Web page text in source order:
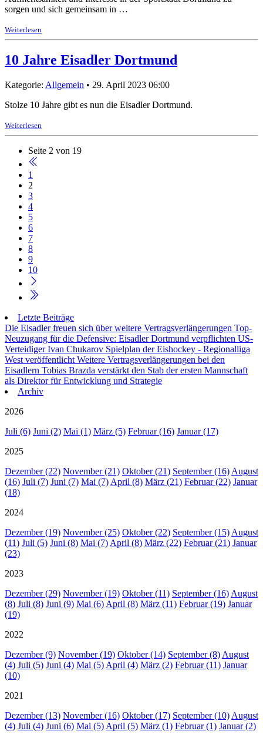
sorgen und sich gemeinsam in …
Weiterlesen
10 Jahre Eisadler Dortmund
Kategorie: Allgemein • 29. April 2023 06:00
Stolze 10 Jahre gibt es nun die Eisadler Dortmund.
Weiterlesen
Seite 2 von 19
1
2
3
4
5
6
7
8
9
10
Letzte Beiträge
Die Eisadler freuen sich über weitere Vertragsverlängerungen Top-
Neuzugang für die Defensive: Eisadler Dortmund verpflichten US-
Verteidiger Ivan Chukarov Spielplan der Eishockey - Regionalliga
West veröffentlicht Weitere Vertragsverlängerungen bei den
Eisadlern Tobias Brazda verstärkt den Stab der ersten Mannschaft
als Direktor für Entwicklung und Strategie
Archiv
2026
Juli (6) Juni (2) Mai (1) März (5) Februar (16) Januar (17)
2025
Dezember (22) November (21) Oktober (21) September (16) August
(16) Juli (7) Juni (7) Mai (7) April (8) März (21) Februar (22) Januar
(18)
2024
Dezember (19) November (25) Oktober (22) September (15) August
(11) Juli (5) Juni (8) Mai (7) April (8) März (22) Februar (21) Januar
(23)
2023
Dezember (29) November (19) Oktober (11) September (16) August
(8) Juli (8) Juni (9) Mai (6) April (8) März (11) Februar (19) Januar
(19)
2022
Dezember (9) November (19) Oktober (14) September (8) August
(4) Juli (5) Juni (4) Mai (5) April (4) März (2) Februar (11) Januar
(10)
2021
Dezember (13) November (16) Oktober (17) September (10) August
(4) Juli (4) Juni (6) Mai (5) April (5) März (1) Februar (1) Januar (2)